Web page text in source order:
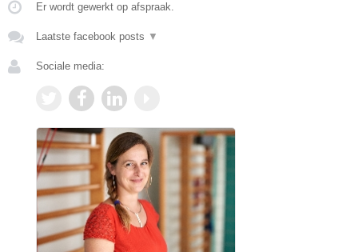
Er wordt gewerkt op afspraak.
Laatste facebook posts ▼
Sociale media: